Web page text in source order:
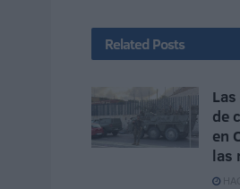
Related Posts
de
en
las